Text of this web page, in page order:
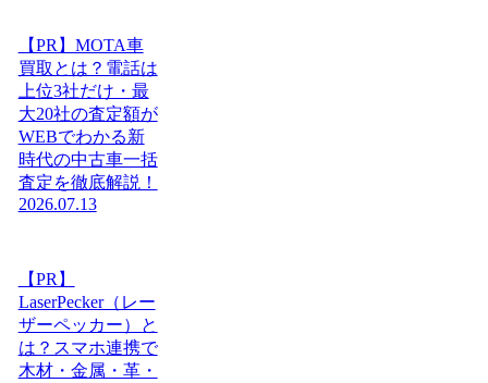
【PR】MOTA車
買取とは？電話は
上位3社だけ・最
大20社の査定額が
WEBでわかる新
時代の中古車一括
査定を徹底解説！
2026.07.13
【PR】
LaserPecker（レー
ザーペッカー）と
は？スマホ連携で
木材・金属・革・